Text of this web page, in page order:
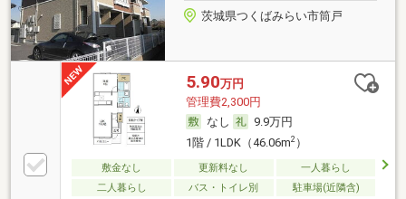
茨城県つくばみらい市筒戸
5.90万円
管理費2,300円
なし
9.9万円
1階 / 1LDK（46.06m2）
敷金なし 更新料なし
一人暮らし
二人暮らし
バス・トイレ別 駐車場(近隣含)